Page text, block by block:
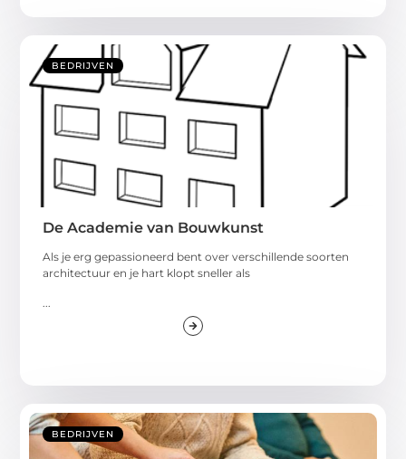
BEDRIJVEN
De Academie van Bouwkunst
Als je erg gepassioneerd bent over verschillende soorten
architectuur en je hart klopt sneller als
BEDRIJVEN